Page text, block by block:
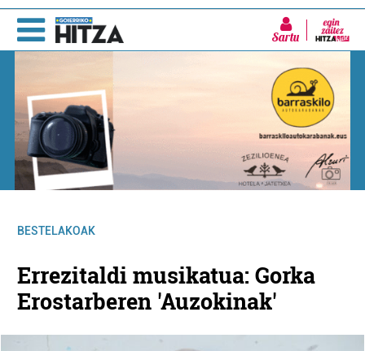
Sartu
BESTELAKOAK
Errezitaldi musikatua: Gorka
Erostarberen 'Auzokinak'